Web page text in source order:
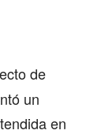
de
un
en